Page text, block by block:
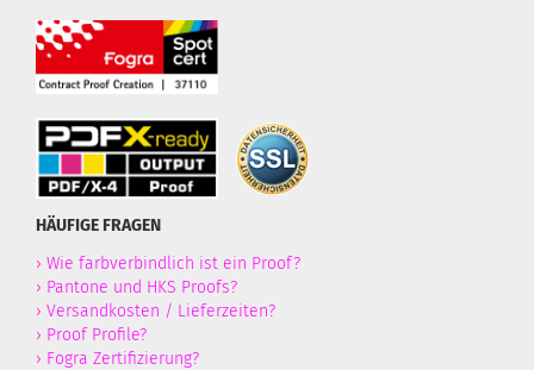
HÄUFIGE FRAGEN
› Wie farbverbindlich ist ein Proof?
› Pantone und HKS Proofs?
› Versandkosten / Lieferzeiten?
› Proof Profile?
› Fogra Zertifizierung?